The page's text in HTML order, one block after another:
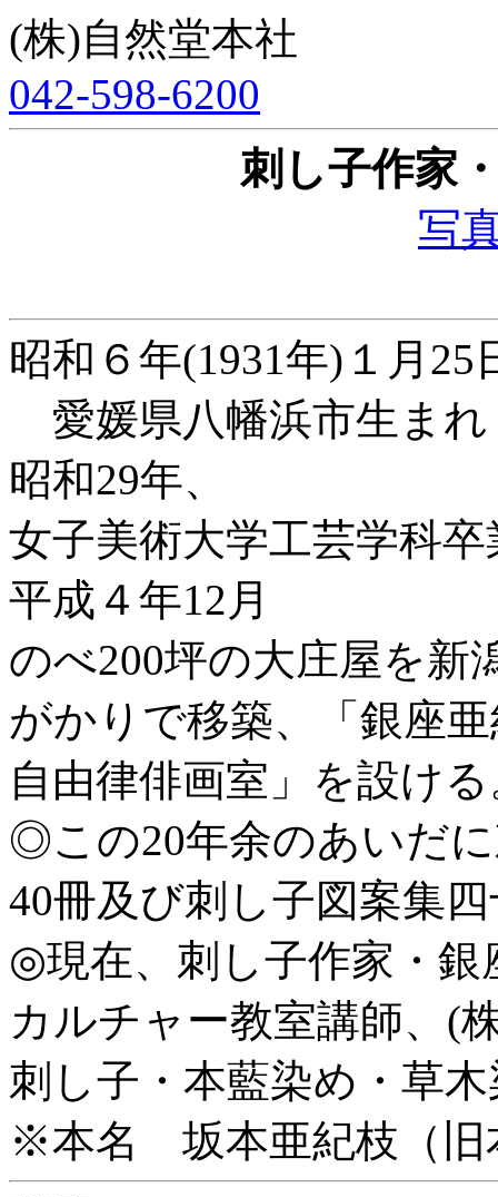
(株)自然堂本社
042-598-6200
刺し子作家
写
昭和６年(1931年)１月25
愛媛県八幡浜市生まれ
昭和29年、
女子美術大学工芸学科
平成４年12月
のべ200坪の大庄屋を新
がかりで移築、「銀座
自由律俳画室」を設け
◎この20年余のあいだ
40冊及び刺し子図案集
◎現在、刺し子作家・銀
カルチャー教室講師、(
刺し子・本藍染め・草
※本名 坂本亜紀枝（